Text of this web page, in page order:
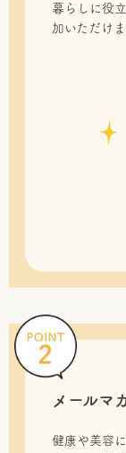
暮らしに役
加いただけま
メールマ
健康や美容